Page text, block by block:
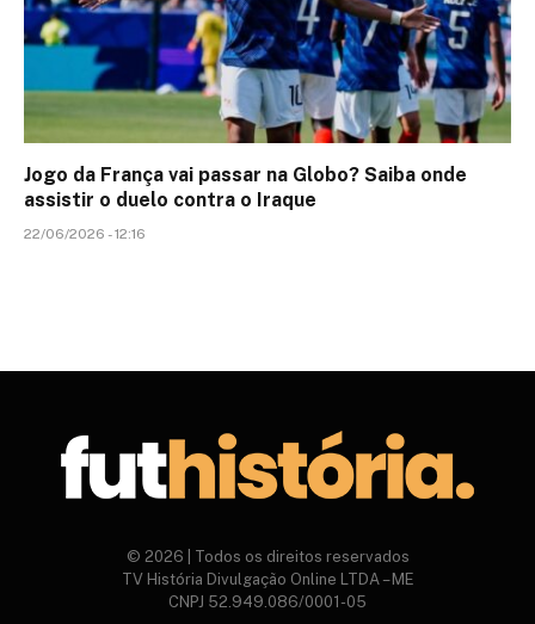
Jogo da França vai passar na Globo? Saiba onde
assistir o duelo contra o Iraque
22/06/2026 - 12:16
© 2026 | Todos os direitos reservados
TV História Divulgação Online LTDA – ME
CNPJ 52.949.086/0001-05